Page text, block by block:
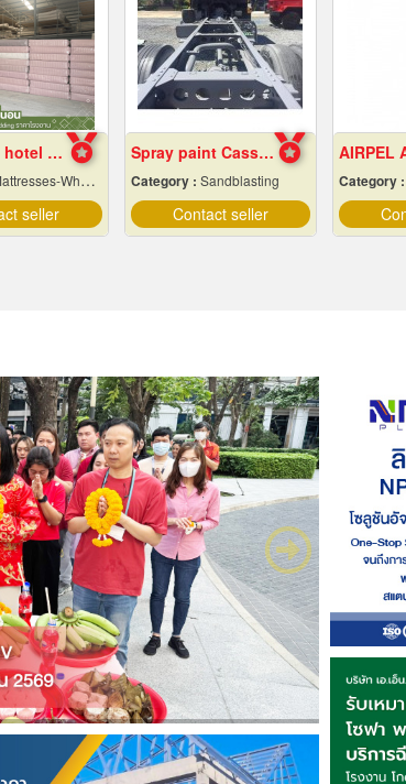
Wholesale hotel mattresses
Wholesale & Manufacturers
seller
Spray paint Cassie cars, Chonburi
Category : Sandblasting
Contact seller
Category :